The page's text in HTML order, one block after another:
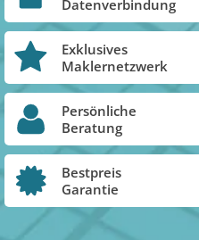
Datenverbindung
Exklusives
Maklernetzwerk
Persönliche
Beratung
Bestpreis
Garantie